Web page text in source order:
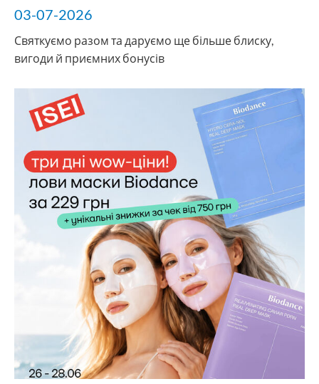
03-07-2026
Святкуємо разом та даруємо ще більше блиску,
вигоди й приємних бонусів